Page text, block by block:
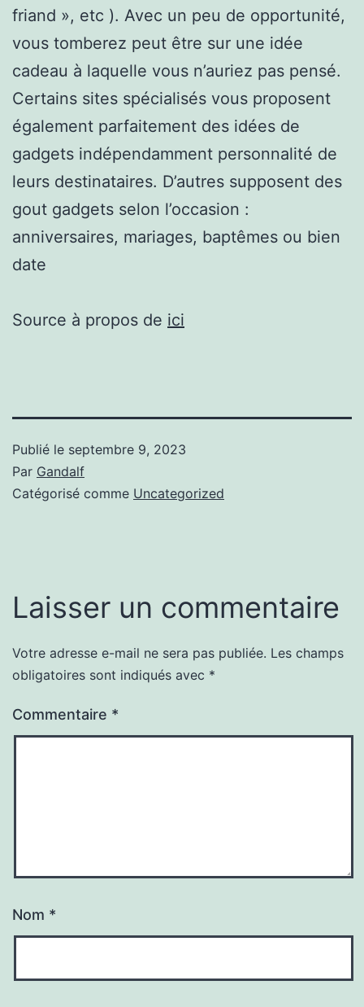
friand », etc ). Avec un peu de opportunité,
vous tomberez peut être sur une idée
cadeau à laquelle vous n’auriez pas pensé.
Certains sites spécialisés vous proposent
également parfaitement des idées de
gadgets indépendamment personnalité de
leurs destinataires. D’autres supposent des
gout gadgets selon l’occasion :
anniversaires, mariages, baptêmes ou bien
date
Source à propos de ici
Publié le septembre 9, 2023
Par Gandalf
Catégorisé comme Uncategorized
Laisser un commentaire
Votre adresse e-mail ne sera pas publiée. Les champs
obligatoires sont indiqués avec *
Commentaire *
Nom *